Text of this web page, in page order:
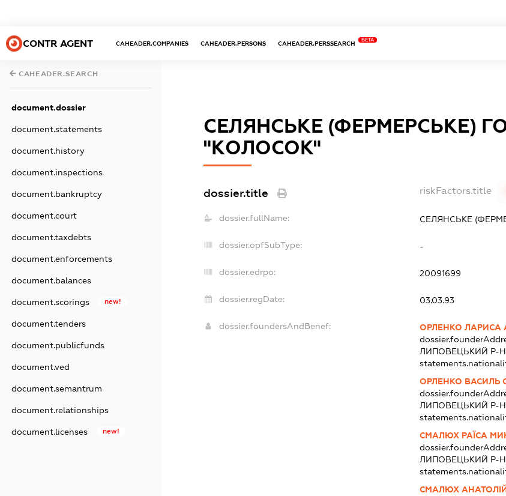
CONTR AGENT CAHEADER.COMPANIES CAHEADER.PERSONS CAHEADER.PERSSEARCH
BETA
CAHEADER.SEARCH
document.dossier
document.statements
document.history
document.inspections
document.bankruptcy
document.court
document.taxdebts
document.enforcements
document.balances
document.scorings new!
document.tenders
document.publicfunds
document.ved
document.semantrum
document.relationships
document.licenses new!
СЕЛЯНСЬКЕ (ФЕРМЕРСЬКЕ)
"КOЛОСОК"
dossier.title riskFactors.title
dossier.fullName: СЕЛЯНСЬКЕ
dossier.opfSubType: -
dossier.edrpo: 20091699
dossier.regDate: 03.03.93
dossier.foundersAndBenef:
ОРЛЕНКО ЛАРИСА
ЛИПОВЕЦЬКИЙ Р-
ОРЛЕНКО ВАСИЛЬ
ЛИПОВЕЦЬКИЙ Р-
СМАЛЮХ РАЇСА
ЛИПОВЕЦЬКИЙ Р-
СМАЛЮХ